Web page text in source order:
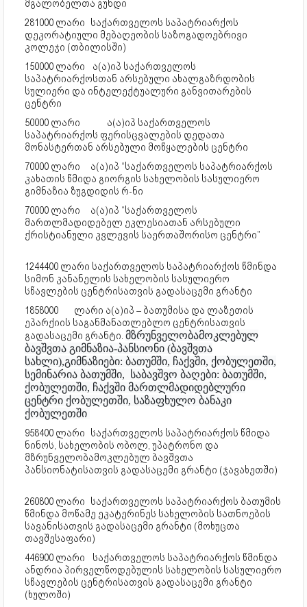
მგალობელთა გუნდი
281000 ლარი საქართველოს საპატრიარქოს
დეკორატიული მებაღეობის საზოგადოებრივი
კოლეჯი (თბილისში)
150000 ლარი
ა(ა)იპ საქართველოს
საპატრიარქოსთან არსებული ახალგაზრდობის
სულიერი და ინტელექტუალური განვითარების
ცენტრი
50000 ლარი
ა(ა)იპ საქართველოს
საპატრიარქოს ფერისცვალების დედათა
მონასტერთან არსებული მოწყალების ცენტრი
70000 ლარი
ა(ა)იპ “საქართველოს საპატრიარქოს
კახათის წმიდა გიორგის სახელობის სასულიერო
გიმნაზია ზუგდიდის რ-ნი
70000 ლარი
ა(ა)იპ “საქართველოს
მართლმადიდებელ ეკლესიათან არსებული
ქრისტიანული კვლევის საერთაშორისო ცენტრი”
1244400 ლარი საქართველოს საპატრიარქოს წმინდა
სიმონ კანანელის სახელობის სასულიერო
სწავლების ცენტრისათვის გადასაცემი გრანტი
1858000
ლარი ა(ა)იპ – ბათუმისა და ლაზეთის
ეპარქიის საგანმანათლებლო ცენტრისათვის
გადასაცემი გრანტი. მზრუნველობამოკლებულ
ბავშვთა გიმნაზია-პანსიონი (ბავშვთა
სახლი),გიმნაზიები: ბათუმში, ჩაქვში, ქობულეთში,
სემინარია ბათუმში, საბავშვო ბაღები: ბათუმში,
ქობულეთში, ჩაქვში მართლმადიდებლური
ცენტრი ქობულეთში, საზაფხულო ბანაკი
ქობულეთში
958400 ლარი საქართველოს საპატრიარქოს წმიდა
ნინოს, სახელობის ობოლ, უპატრონო და
მზრუნველობამოკლებულ ბავშვთა
პანსიონატისათვის გადასაცემი გრანტი (ჯავახეთში)
260800 ლარი საქართველოს საპატრიარქოს ბათუმის
წმინდა მოწამე ეკატერინეს სახელობის სათნოების
სავანისათვის გადასაცემი გრანტი (მოხუცთა
თავშესაფარი)
446900 ლარი
საქართველოს საპატრიარქოს წმინდა
ანდრია პირველწოდებულის სახელობის სასულიერო
სწავლების ცენტრისათვის გადასაცემი გრანტი
(ხულოში)